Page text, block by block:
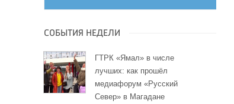
СОБЫТИЯ НЕДЕЛИ
ГТРК «Ямал» в числе
лучших: как прошёл
медиафорум «Русский
Север» в Магадане